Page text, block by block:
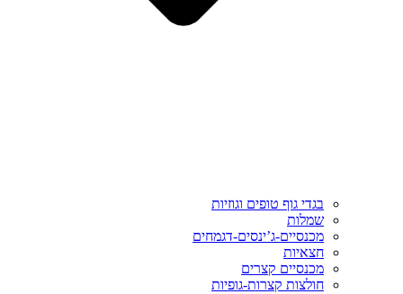
בגדי גוף טופים וגוזיות
שמלות
מכנסיים-ג’ינסים-דגמחים
חצאיות
מכנסיים קצרים
חולצות קצרות-גופיות